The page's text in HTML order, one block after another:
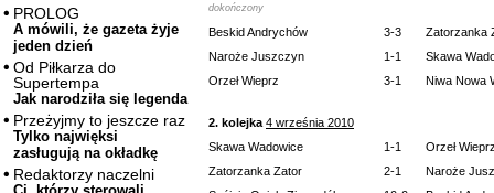
PROLOG
A mówili, że gazeta żyje
jeden dzień
Od Piłkarza do
Supertempa
Jak narodziła się legenda
Przeżyjmy to jeszcze raz
Tylko najwięksi
zasługują na okładkę
Redaktorzy naczelni
dokończony
Beskid Andrychów 3-3
Zatorzanka
Naroże Juszczyn
1-1
Skawa
Orzeł Wieprz
3-1 Niwa Nowa
2. kolejka 4 września 2010
Skawa Wadowice
1-1
Orzeł
Zatorzanka Zator
2-1
Naroże